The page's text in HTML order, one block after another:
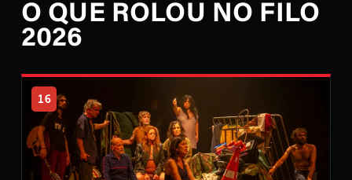
O QUE ROLOU NO FILO
2026
16